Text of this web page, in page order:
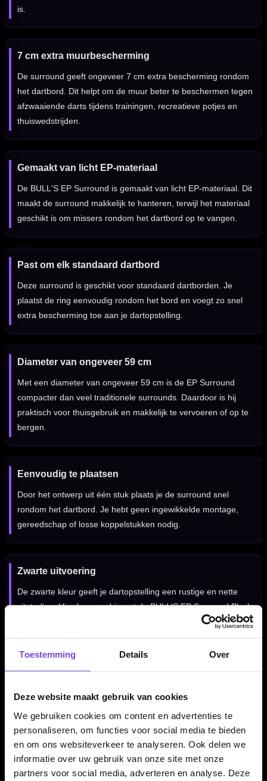
Toestemming Details Over
Deze website maakt gebruik van cookies
We gebruiken cookies om content en advertenties te
personaliseren, om functies voor social media te bieden
en om ons websiteverkeer te analyseren. Ook delen we
informatie over uw gebruik van onze site met onze
partners voor social media, adverteren en analyse. Deze
is.
7 cm extra muurbescherming
De surround geeft ongeveer 7 cm extra bescherming rondom
het dartbord. Dit helpt om de muur beter te beschermen tegen
afzwaaiende darts tijdens trainingen, recreatieve potjes en
thuiswedstrijden.
Gemaakt van licht EP-materiaal
De BULL'S EP Surround is gemaakt van licht EP-materiaal. Dit
maakt de surround makkelijk te hanteren, terwijl het materiaal
geschikt is om missers rondom het dartbord op te vangen.
Past om elk standaard dartbord
Deze surround is geschikt voor standaard dartborden. Je
plaatst de ring eenvoudig rondom het bord en voegt zo snel
extra bescherming toe aan je dartopstelling.
Diameter van ongeveer 59 cm
Met een diameter van ongeveer 59 cm is de EP Surround
compacter dan veel traditionele surrounds. Daardoor is hij
praktisch voor thuisgebruik en makkelijk te vervoeren of op te
bergen.
Eenvoudig te plaatsen
Door het ontwerp uit één stuk plaats je de surround snel
rondom het dartbord. Je hebt geen ingewikkelde montage,
gereedschap of losse koppelstukken nodig.
Zwarte uitvoering
De zwarte kleur geeft je dartopstelling een rustige en nette
uitstraling. Hierdoor combineert de BULL'S EP Surround Black
makkelijk met verschillende dartborden, cabinets, scoreborden
en dartbordverlichting.
De EP Surround is een slimme keuze voor spelers die hun
muur willen beschermen zonder direct voor een grotere of
duurdere surround te kiezen. Praktisch, compact en geschikt
voor dagelijks gebruik.